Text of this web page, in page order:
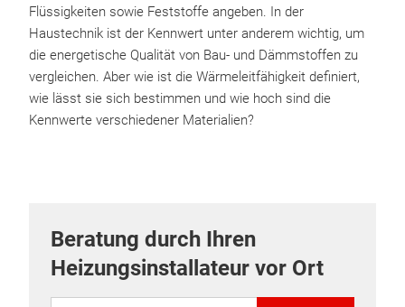
Flüssigkeiten sowie Feststoffe angeben. In der
Haustechnik ist der Kennwert unter anderem wichtig, um
die energetische Qualität von Bau- und Dämmstoffen zu
vergleichen. Aber wie ist die Wärmeleitfähigkeit definiert,
wie lässt sie sich bestimmen und wie hoch sind die
Kennwerte verschiedener Materialien?
Beratung durch Ihren
Heizungsinstallateur vor Ort